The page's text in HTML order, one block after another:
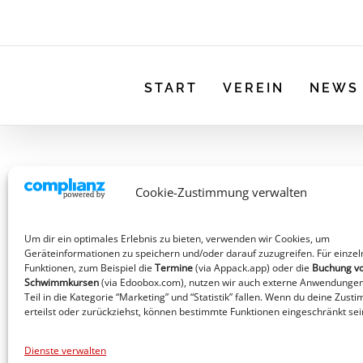
Cookie-Zustimmung verwalten
Um dir ein optimales Erlebnis zu bieten, verwenden wir Cookies, um
Geräteinformationen zu speichern und/oder darauf zuzugreifen. Für
Funktionen, zum Beispiel die Termine(via Appack.app) oder die Buchung
Schwimmkursen(via Edoobox.com), nutzen wir auch externe
Teil in die Kategorie “Marketing” und “Statistik” fallen. Wenn du deine
erteilst oder zurückziehst, können bestimmte Funktionen eingeschränkt
Dienste verwalten
START VEREIN NEWS
MTV_Heide_-_Abrechnung_Auslagen